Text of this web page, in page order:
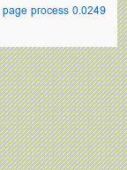
page process 0.0249